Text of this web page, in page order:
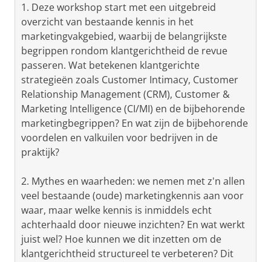
1. Deze workshop start met een uitgebreid
overzicht van bestaande kennis in het
marketingvakgebied, waarbij de belangrijkste
begrippen rondom klantgerichtheid de revue
passeren. Wat betekenen klantgerichte
strategieën zoals Customer Intimacy, Customer
Relationship Management (CRM), Customer &
Marketing Intelligence (CI/MI) en de bijbehorende
marketingbegrippen? En wat zijn de bijbehorende
voordelen en valkuilen voor bedrijven in de
praktijk?
2. Mythes en waarheden: we nemen met z'n allen
veel bestaande (oude) marketingkennis aan voor
waar, maar welke kennis is inmiddels echt
achterhaald door nieuwe inzichten? En wat werkt
juist wel? Hoe kunnen we dit inzetten om de
klantgerichtheid structureel te verbeteren? Dit